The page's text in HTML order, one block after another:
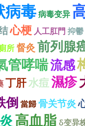
病毒 病毒变异
心梗 人工肛門 抑鬱
所 督灸 前列腺
管哮喘流感
丁肝水痘濕疹
倒 當歸 骨关节炎
高血脂 δ变异